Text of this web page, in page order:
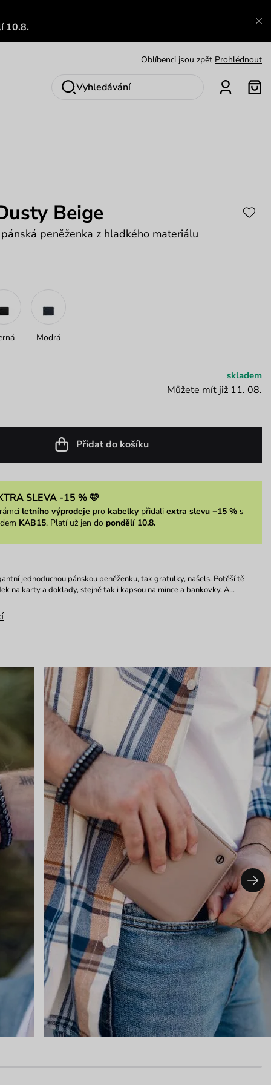
10.8.
Oblíbenci jsou zpět Prohlédnout
Nech se inspirovat Ukázat
Vyhledávání
Beige
peněženka z hladkého materiálu
Modrá
skladem
Můžete mít již 11. 08.
Přidat do košíku
SLEVA -15 % 🩷
letního výprodeje pro kabelkypřidali extra slevu −15 %s
KAB15. Platí už jen do pondělí 10.8.
jednoduchou pánskou peněženku, tak gratulky, našels. Potěší tě
na karty a doklady, stejně tak i kapsou na mince a bankovky. A…